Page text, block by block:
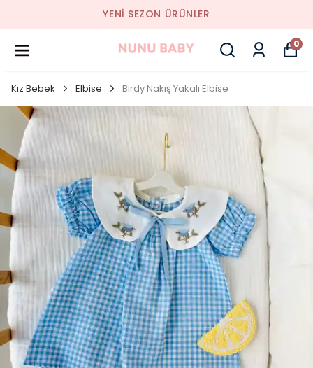
YENI SEZON ÜRÜNLER
0
Kız Bebek Elbise Birdy Nakış Yakalı Elbise